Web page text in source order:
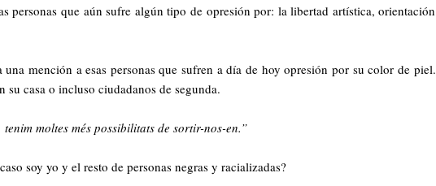
personas que aún sufre algún tipo de opresión por: la libertad artística, orientación
mención a esas personas que sufren a día de hoy opresión por su color de piel.
su casa o incluso ciudadanos de segunda.
moltes més possibilitats de sortir-nos-en.”
soy yo y el resto de personas negras y racializadas?